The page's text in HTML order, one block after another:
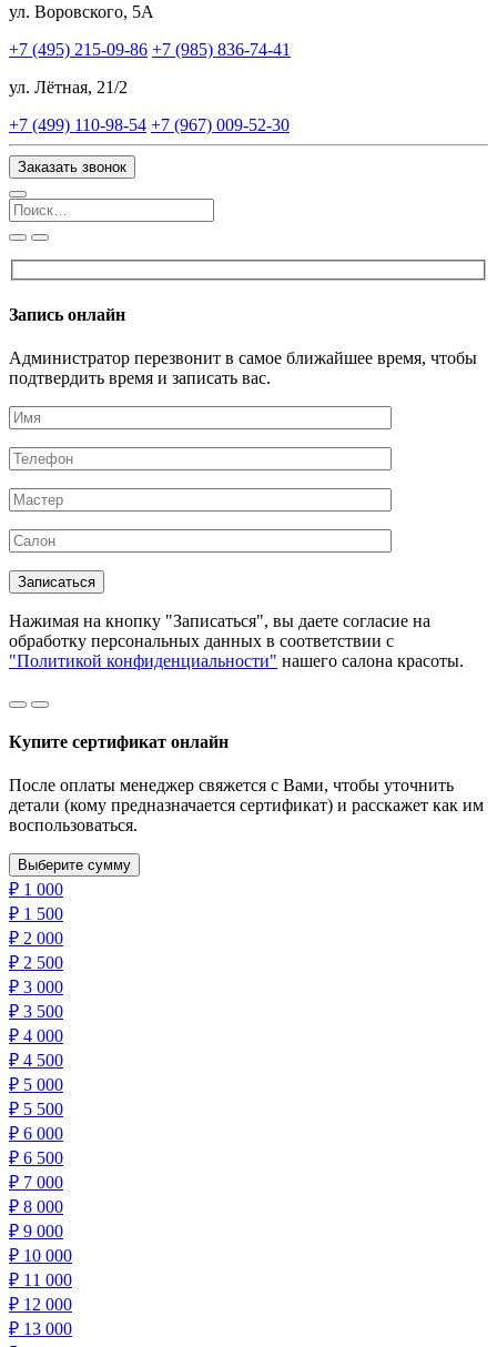
ул. Воровского, 5А
+7 (495) 215-09-86 +7 (985) 836-74-41
ул. Лётная, 21/2
+7 (499) 110-98-54 +7 (967) 009-52-30
Заказать звонок
Поиск:
Запись онлайн
Администратор перезвонит в самое ближайшее время, чтобы
подтвердить время и записать вас.
Нажимая на кнопку "Записаться", вы даете согласие на
обработку персональных данных в соответствии с
"Политикой конфиденциальности" нашего салона красоты.
Купите сертификат онлайн
После оплаты менеджер свяжется с Вами, чтобы уточнить
детали (кому предназначается сертификат) и расскажет как им
воспользоваться.
Выберите сумму
₽ 1 000
₽ 1 500
₽ 2 000
₽ 2 500
₽ 3 000
₽ 3 500
₽ 4 000
₽ 4 500
₽ 5 000
₽ 5 500
₽ 6 000
₽ 6 500
₽ 7 000
₽ 8 000
₽ 9 000
₽ 10 000
₽ 11 000
₽ 12 000
₽ 13 000